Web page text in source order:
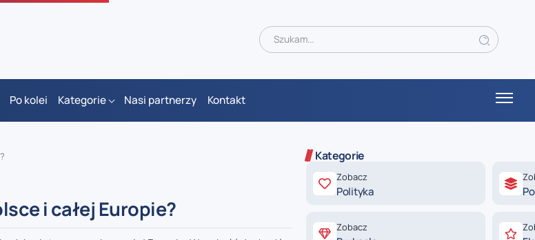
Po kolei Kategorie Nasi partnerzy Kontakt
i całej Europie?
Kategorie
Zobacz
Polityka
Zobacz